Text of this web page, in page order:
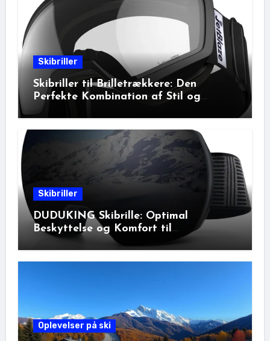
Skibriller
Skibriller til Brilletrækkere: Den
Perfekte Kombination af Stil og
Beskyttelse
Skibriller
DUDUKING Skibrille: Optimal
Beskyttelse og Komfort til
Vinteraktiviteter
Oplevelser på ski